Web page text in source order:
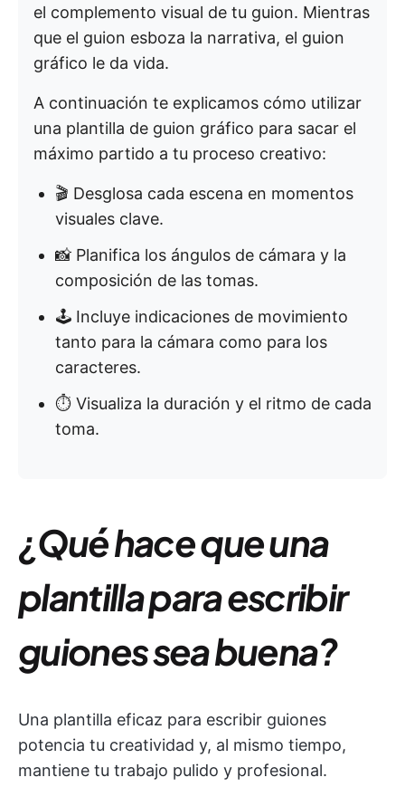
el complemento visual de tu guion. Mientras
que el guion esboza la narrativa, el guion
gráfico le da vida.
A continuación te explicamos cómo utilizar
una plantilla de guion gráfico para sacar el
máximo partido a tu proceso creativo:
🎬 Desglosa cada escena en momentos
visuales clave.
📸 Planifica los ángulos de cámara y la
composición de las tomas.
🕹️ Incluye indicaciones de movimiento
tanto para la cámara como para los
caracteres.
⏱️ Visualiza la duración y el ritmo de cada
toma.
¿Qué hace que una
plantilla para escribir
guiones sea buena?
Una plantilla eficaz para escribir guiones
potencia tu creatividad y, al mismo tiempo,
mantiene tu trabajo pulido y profesional.